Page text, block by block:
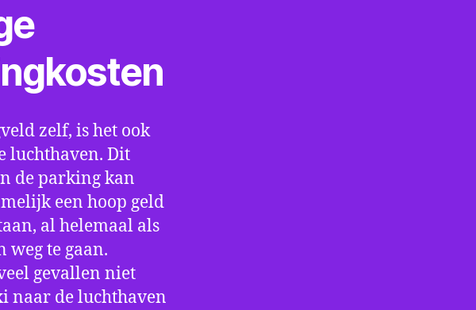
zelf, is het ook
luchthaven. Dit
de parking kan
een hoop geld
al helemaal als
weg te gaan.
gevallen niet
naar de luchthaven